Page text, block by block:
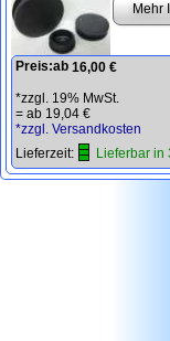
Mehr
Preis:ab 16,00 €
*zzgl. 19% MwSt.
= ab 19,04 €
*zzgl. Versandkosten
Lieferzeit:
Lieferbar in